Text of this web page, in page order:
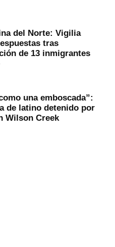
del Norte: Vigilia
tras
de 13 inmigrantes
una emboscada”:
de latino detenido por
Wilson Creek